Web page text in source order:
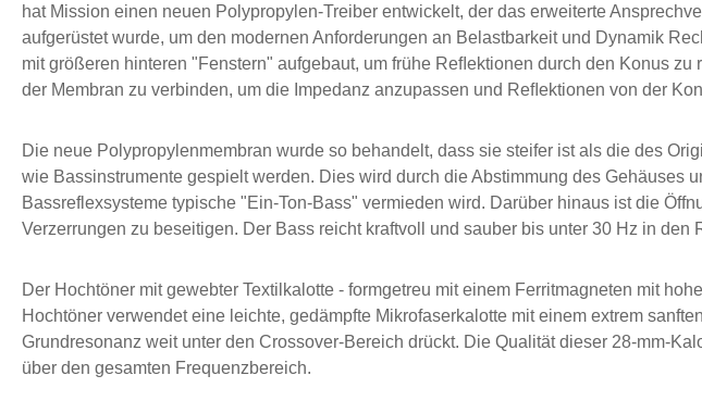
hat Mission einen neuen Polypropylen-Treiber entwickelt, der das erweiterte
aufgerüstet wurde, um den modernen Anforderungen an Belastbarkeit und Dynamik
mit größeren hinteren "Fenstern" aufgebaut, um frühe Reﬂektionen durch den Konus
der Membran zu verbinden, um die Impedanz anzupassen und Reﬂektionen von der
Die neue Polypropylenmembran wurde so behandelt, dass sie steifer ist als die des
wie Bassinstrumente gespielt werden. Dies wird durch die Abstimmung des
Bassreflexsysteme typische "Ein-Ton-Bass" vermieden wird. Darüber hinaus ist die
Verzerrungen zu beseitigen. Der Bass reicht kraftvoll und sauber bis unter 30 Hz in
Der Hochtöner mit gewebter Textilkalotte - formgetreu mit einem Ferritmagneten mit
Hochtöner verwendet eine leichte, gedämpfte Mikrofaserkalotte mit einem extrem
Grundresonanz weit unter den Crossover-Bereich drückt. Die Qualität dieser 28-mm-
über den gesamten Frequenzbereich.